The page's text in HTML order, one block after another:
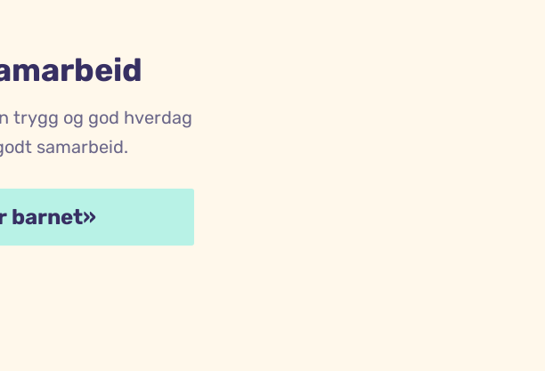
trygg og god hverdag
samarbeid.
barnet»